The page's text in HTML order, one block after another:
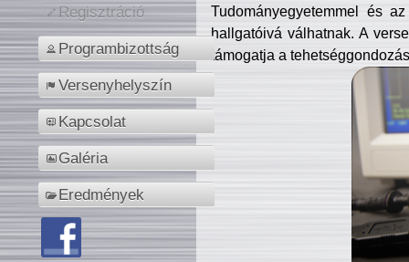
Regisztráció
Programbizottság
Versenyhelyszín
Kapcsolat
Galéria
Eredmények
Tudományegyetemmel és
hallgatóivá válhatnak. A
támogatja a